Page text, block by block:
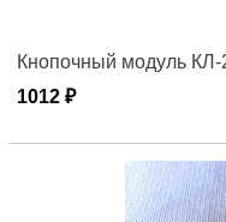
Кнопочный модуль
1012 ₽